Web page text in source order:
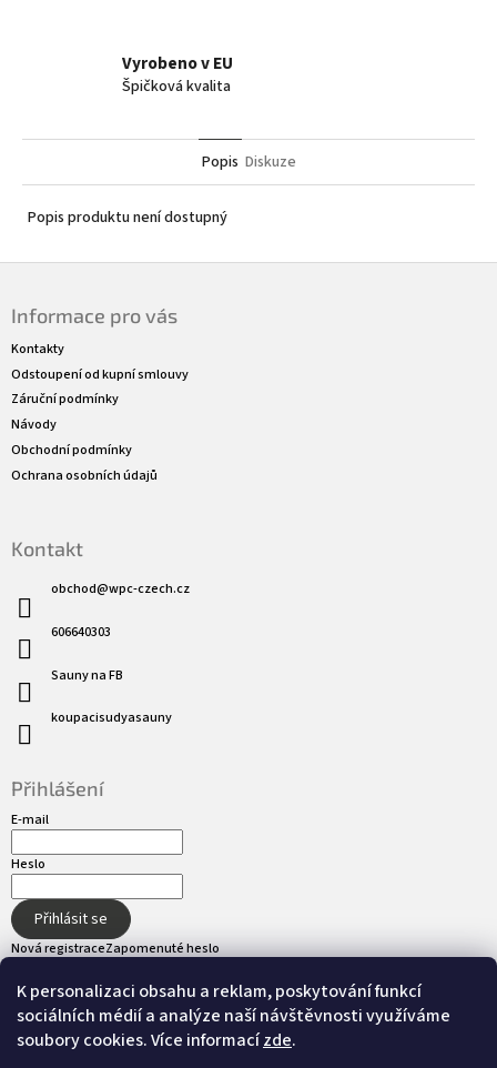
K personalizaci obsahu a reklam, poskytování funkcí
sociálních médií a analýze naší návštěvnosti využíváme
soubory cookies. Více informacízde.
Vyrobeno v EU
Špičková kvalita
Popis Diskuze
Popis produktu není dostupný
Informace pro vás
Kontakty
Odstoupení od kupní smlouvy
Záruční podmínky
Návody
Obchodní podmínky
Ochrana osobních údajů
Kontakt
obchod@wpc-czech.cz
606640303
Sauny na FB
koupacisudyasauny
Přihlášení
E-mail
Heslo
Přihlásit se
Nová registraceZapomenuté heslo
Přijímáme online platby